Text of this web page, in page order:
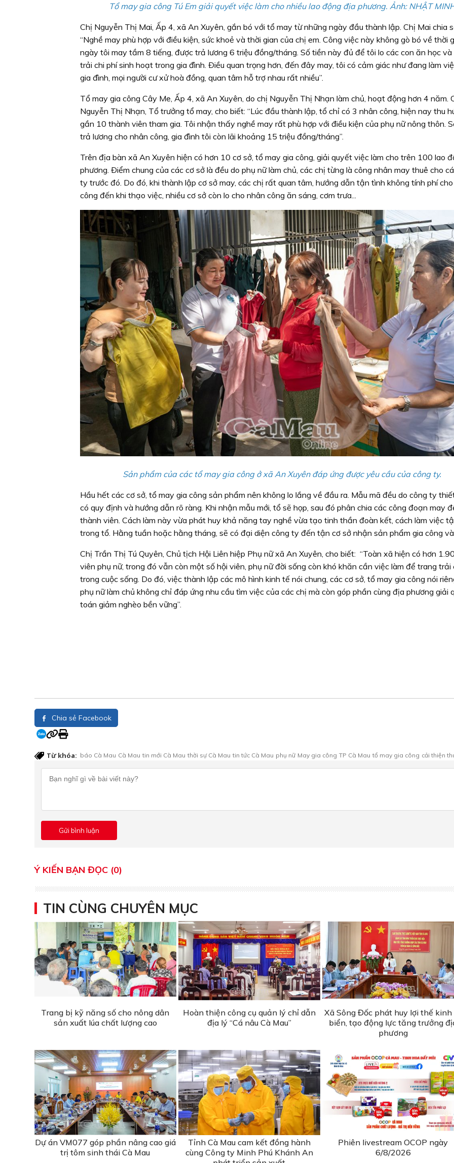
Tổ may gia công Tú Em giải quyết việc làm cho nhiều lao động địa phương. Ảnh: NHẬT
Chị Nguyễn Thị Mai, Ấp 4, xã An Xuyên, gắn bó với tổ may từ những ngày đầu thành lập. Chị Mai chia
“Nghề may phù hợp với điều kiện, sức khoẻ và thời gian của chị em. Công việc này không gò bó về thời
ngày tôi may tầm 8 tiếng, được trả lương 6 triệu đồng/tháng. Số tiền này đủ để tôi lo các con ăn học
trải chi phí sinh hoạt trong gia đình. Ðiều quan trọng hơn, đến đây may, tôi có cảm giác như đang làm
gia đình, mọi người cư xử hoà đồng, quan tâm hỗ trợ nhau rất nhiều”.
Tổ may gia công Cây Me, Ấp 4, xã An Xuyên, do chị Nguyễn Thị Nhạn làm chủ, hoạt động hơn 4 năm.
Nguyễn Thị Nhạn, Tổ trưởng tổ may, cho biết: “Lúc đầu thành lập, tổ chỉ có 3 nhân công, hiện nay thu
gần 10 thành viên tham gia. Tôi nhận thấy nghề may rất phù hợp với điều kiện của phụ nữ nông thôn.
trả lương cho nhân công, gia đình tôi còn lãi khoảng 15 triệu đồng/tháng”.
Trên địa bàn xã An Xuyên hiện có hơn 10 cơ sở, tổ may gia công, giải quyết việc làm cho trên 100 lao
phương. Ðiểm chung của các cơ sở là đều do phụ nữ làm chủ, các chị từng là công nhân may thuê cho
ty trước đó. Do đó, khi thành lập cơ sở may, các chị rất quan tâm, hướng dẫn tận tình không tính phí
công đến khi thạo việc, nhiều cơ sở còn lo cho nhân công ăn sáng, cơm trưa...
Sản phẩm của các tổ may gia công ở xã An Xuyên đáp ứng được yêu cầu của công ty.
Hầu hết các cơ sở, tổ may gia công sản phẩm nên không lo lắng về đầu ra. Mẫu mã đều do công ty
có quy định và hướng dẫn rõ ràng. Khi nhận mẫu mới, tổ sẽ họp, sau đó phân chia các công đoạn may
thành viên. Cách làm này vừa phát huy khả năng tay nghề vừa tạo tinh thần đoàn kết, cách làm việc
trong tổ. Hằng tuần hoặc hằng tháng, sẽ có đại diện công ty đến tận cơ sở nhận sản phẩm gia công
Chị Trần Thị Tú Quyên, Chủ tịch Hội Liên hiệp Phụ nữ xã An Xuyên, cho biết: “Toàn xã hiện có hơn
viên phụ nữ, trong đó vẫn còn một số hội viên, phụ nữ đời sống còn khó khăn cần việc làm để trang trải
trong cuộc sống. Do đó, việc thành lập các mô hình kinh tế nói chung, các cơ sở, tổ may gia công nói
phụ nữ làm chủ không chỉ đáp ứng nhu cầu tìm việc của các chị mà còn góp phần cùng địa phương giải
toán giảm nghèo bền vững”.
Chia sẻ Facebook
Từ khóa: báo Cà Mau Cà Mau tin mới Cà Mau thời sự Cà Mau tin tức Cà Mau phụ nữ May gia công TP Cà Mau tổ may gia công cải thiện
Ý KIẾN BẠN ĐỌC (0)
TIN CÙNG CHUYÊN MỤC
Trang bị kỹ năng số cho nông dân
sản xuất lúa chất lượng cao
Hoàn thiện công cụ quản lý chỉ dẫn
địa lý “Cá nâu Cà Mau”
Xã Sông Đốc phát huy lợi thế
biển, tạo động lực tăng trưởng
phương
Dự án VM077 góp phần nâng cao giá
trị tôm sinh thái Cà Mau
Tỉnh Cà Mau cam kết đồng hành
cùng Công ty Minh Phú Khánh An
Phiên livestream OCOP ngày
6/8/2026